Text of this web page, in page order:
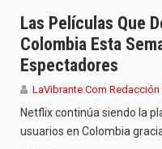
Las Películas Que
Colombia Esta
Espectadores
LaVibrante.Com Redacción
Netflix continúa siendo la
usuarios en Colombia